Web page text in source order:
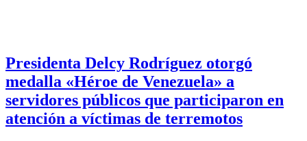
Presidenta Delcy Rodríguez otorgó
medalla «Héroe de Venezuela» a
servidores públicos que participaron en
atención a víctimas de terremotos